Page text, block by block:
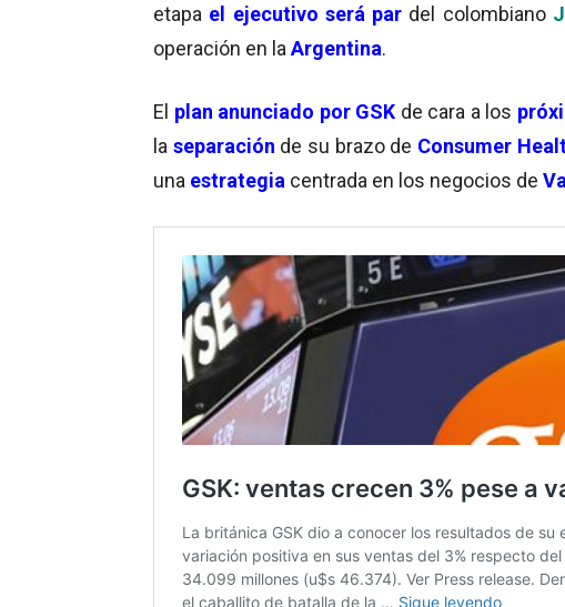
etapa el ejecutivo será par del colombiano
operación en la Argentina.
El plan anunciado por GSK de cara a los
la separación de su brazo de Consumer
una estrategia centrada en los negocios de